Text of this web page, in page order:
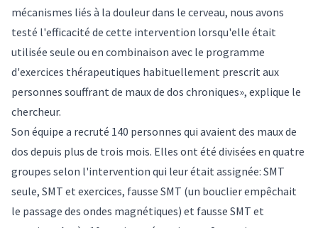
mécanismes liés à la douleur dans le cerveau, nous avons
testé l'efficacité de cette intervention lorsqu'elle était
utilisée seule ou en combinaison avec le programme
d'exercices thérapeutiques habituellement prescrit aux
personnes souffrant de maux de dos chroniques», explique le
chercheur.
Son équipe a recruté 140 personnes qui avaient des maux de
dos depuis plus de trois mois. Elles ont été divisées en quatre
groupes selon l'intervention qui leur était assignée: SMT
seule, SMT et exercices, fausse SMT (un bouclier empêchait
le passage des ondes magnétiques) et fausse SMT et